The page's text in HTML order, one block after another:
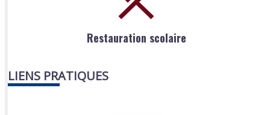
Restauration scolaire
LIENS PRATIQUES